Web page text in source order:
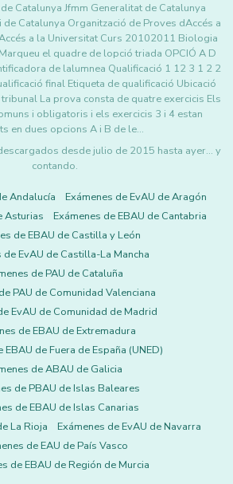
Catalunya Jfmm Generalitat de Catalunya
Catalunya Organització de Proves dAccés a
a la Universitat Curs 20102011 Biologia
el quadre de lopció triada OPCIÓ A D
de lalumnea Qualificació 1 12 3 1 2 2
final Etiqueta de qualificació Ubicació
La prova consta de quatre exercicis Els
i obligatoris i els exercicis 3 i 4 estan
en dues opcions A i B de le…
desde julio de 2015 hasta ayer... y
contando.
Andalucía
Exámenes de EvAU de Aragón
Asturias
Exámenes de EBAU de Cantabria
de EBAU de Castilla y León
de EvAU de Castilla-La Mancha
de PAU de Cataluña
PAU de Comunidad Valenciana
EvAU de Comunidad de Madrid
de EBAU de Extremadura
EBAU de Fuera de España (UNED)
de ABAU de Galicia
de PBAU de Islas Baleares
de EBAU de Islas Canarias
La Rioja
Exámenes de EvAU de Navarra
de EAU de País Vasco
de EBAU de Región de Murcia